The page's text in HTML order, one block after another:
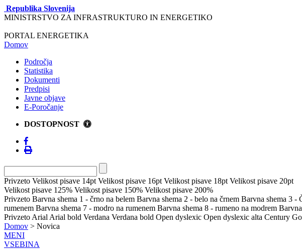
Republika Slovenija
MINISTRSTVO ZA INFRASTRUKTURO IN ENERGETIKO
PORTAL ENERGETIKA
Domov
Področja
Statistika
Dokumenti
Predpisi
Javne objave
E-Poročanje
DOSTOPNOST
Privzeto Velikost pisave 14pt Velikost pisave 16pt Velikost pisave 18pt Velikost pisave 20pt
Velikost pisave 125% Velikost pisave 150% Velikost pisave 200%
Privzeto Barvna shema 1 - črno na belem Barvna shema 2 - belo na črnem Barvna shema 3 -
rumenem Barvna shema 7 - modro na rumenem Barvna shema 8 - rumeno na modrem
Privzeto Arial Arial bold Verdana Verdana bold Open dyslexic Open dyslexic alta Century
Domov > Novica
MENI
VSEBINA